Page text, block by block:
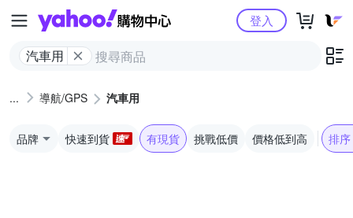
Yahoo購物中心
汽車用
登入
導航/GPS 汽車用
品牌 快速到貨 有現貨 挑戰低價 價格低到高 排序